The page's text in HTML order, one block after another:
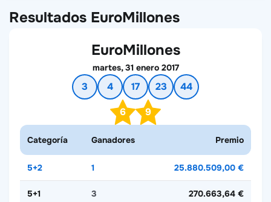
Resultados EuroMillones
EuroMillones
martes, 31 enero 2017
3 4 17 23
44
6
9
Categoría Ganadores Premio
5+2 1 25.880.509,00 €
5+1 3 270.663,64 €